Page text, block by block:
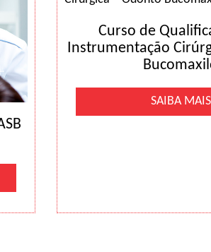
Curso de
Instrumentação
SAIBA MAIS